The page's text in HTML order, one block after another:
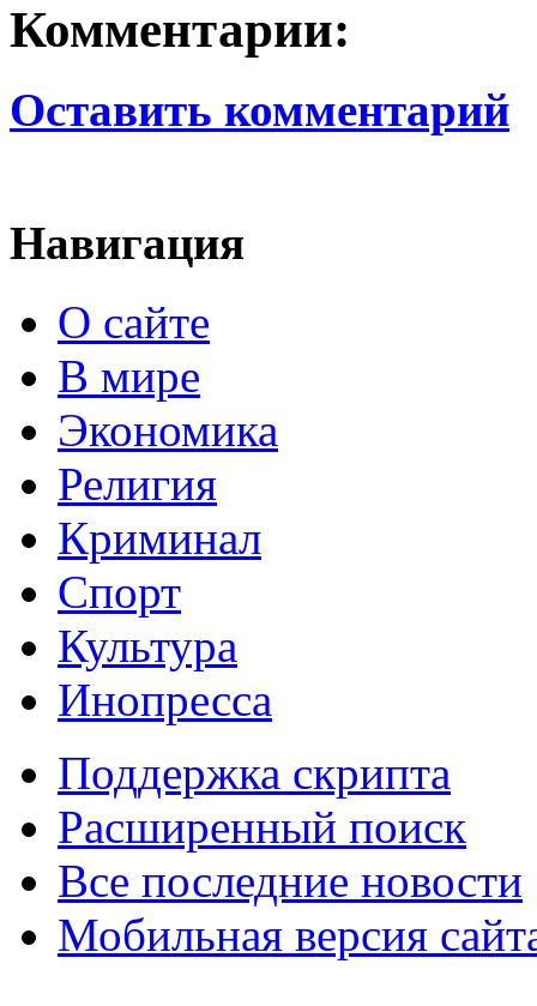
Комментарии:
Оставить комментарий
Навигация
О сайте
В мире
Экономика
Религия
Криминал
Спорт
Культура
Инопресса
Поддержка скрипта
Расширенный поиск
Все последние новости
Мобильная версия